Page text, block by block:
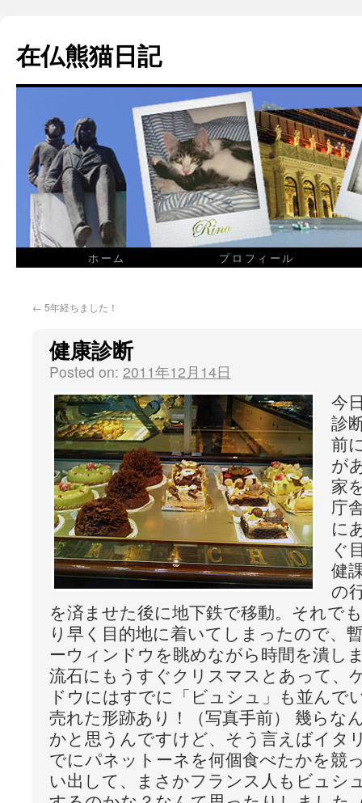
在仏熊猫日記
ホーム プロフィール
← 5年経ちました！
健康診断
Posted on: 2011年12月14日
今
診
前
が
家
庁
に
ぐ
健
の
を済ませた後に地下鉄で移動。それで
り早く目的地に着いてしまったので、
ーウィンドウを眺めながら時間を潰し
流石にもうすぐクリスマスとあって、
ドウにはすでに「ビュシュ」も並んで
売れた形跡あり！（写真手前） 幾らな
かと思うんですけど、そう言えばイタ
でにパネットーネを何個食べたかを競
い出して、まさかフランス人もビュシ